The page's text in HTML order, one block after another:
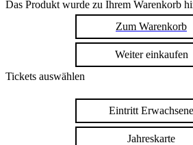
Das Produkt wurde zu Ihrem Warenkorb
Zum Warenkorb
Weiter einkaufen
Tickets auswählen
Eintritt Erwachsene
Jahreskarte